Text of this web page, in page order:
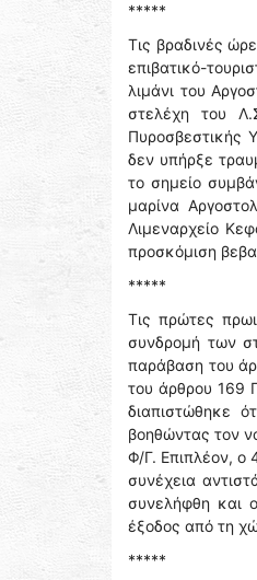
*****
Τις βραδινές
επιβατικό-
λιμάνι του
στελέχη του
Πυροσβεστικής
δεν υπήρξε
το σημείο
μαρίνα
Λιμεναρχείο
προσκόμιση
*****
Τις πρώτες
συνδρομή των
παράβαση του
του άρθρου 169
διαπιστώθηκε
βοηθώντας τον
Φ/Γ. Επιπλέον, ο
συνέχεια
συνελήφθη και
έξοδος από τη
*****